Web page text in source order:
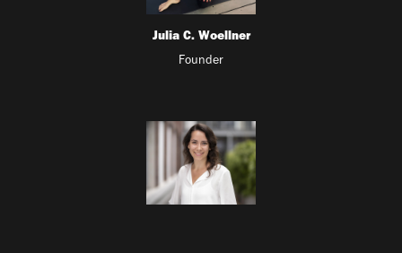
Julia C. Woellner
Founder